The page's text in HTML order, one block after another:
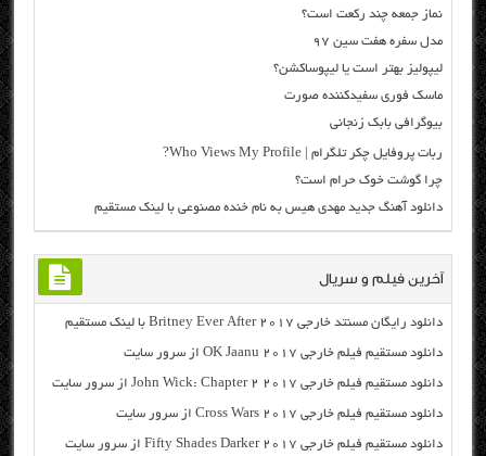
نماز جمعه چند رکعت است؟
مدل سفره هفت سین ۹۷
لیپولیز بهتر است یا لیپوساکشن؟
ماسک فوری سفیدکننده صورت
بیوگرافی بابک زنجانی
ربات پروفایل چکر تلگرام | Who Views My Profile?
چرا گوشت خوک حرام است؟
دانلود آهنگ جدید مهدی هیس به نام خنده مصنوعی با لینک مستقیم
آخرین فیلم و سریال
دانلود رایگان مسنتد خارجی Britney Ever After 2017 با لینک مستقیم
دانلود مستقیم فیلم خارجی OK Jaanu 2017 از سرور سایت
دانلود مستقیم فیلم خارجی John Wick: Chapter 2 2017 از سرور سایت
دانلود مستقیم فیلم خارجی Cross Wars 2017 از سرور سایت
دانلود مستقیم فیلم خارجی Fifty Shades Darker 2017 از سرور سایت